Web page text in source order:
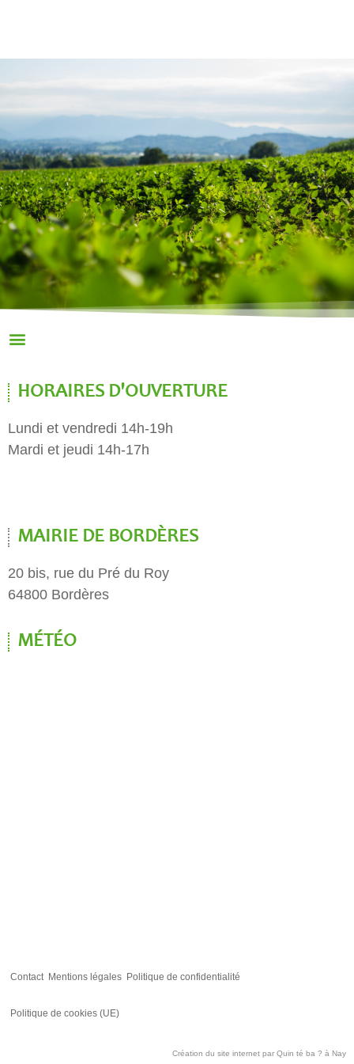
HORAIRES D'OUVERTURE
Lundi et vendredi 14h-19h
Mardi et jeudi 14h-17h
MAIRIE DE BORDÈRES
20 bis, rue du Pré du Roy
64800 Bordères
MÉTÉO
Contact Mentions légales Politique de confidentialité
Politique de cookies (UE)
Création du site internet par Quin té ba ? à Nay